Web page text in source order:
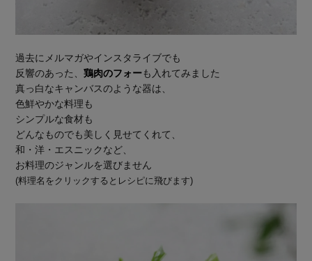
過去にメルマガやインスタライブでも
反響のあった、鶏肉のフォーも入れてみました
真っ白なキャンバスのような器は、
色鮮やかな料理も
シンプルな食材も
どんなものでも美しく見せてくれて、
和・洋・エスニックなど、
お料理のジャンルを選びません
(料理名をクリックするとレシピに飛びます)